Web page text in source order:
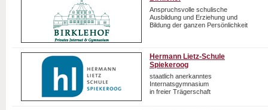
Anspruchsvolle schulische
Ausbildung und Erziehung und
Bildung der ganzen Persönlichkeit
Hermann Lietz-Schule
Spiekeroog
staatlich anerkanntes
Internatsgymnasium
in freier Trägerschaft